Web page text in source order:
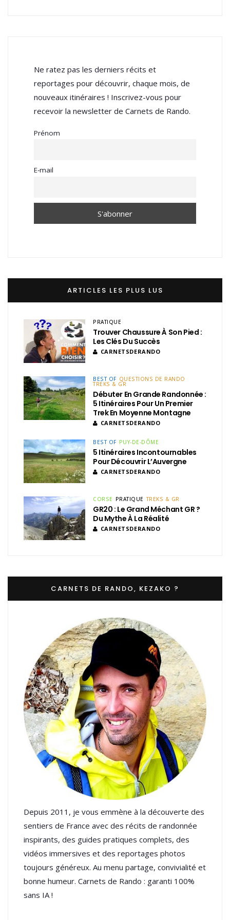
Ne ratez pas les derniers récits et
reportages pour découvrir, chaque mois, de
nouveaux itinéraires ! Inscrivez-vous pour
recevoir la newsletter de Carnets de Rando.
Prénom
E-mail
ARTICLES LES PLUS LUS
PRATIQUE
Trouver Chaussure À Son Pied :
Les Clés Du Succès
CARNETSDERANDO
BEST OF QUESTIONS DE RANDO
TREKS & GR
Débuter En Grande Randonnée :
5 Itinéraires Pour Un Premier
Trek En Moyenne Montagne
CARNETSDERANDO
BEST OF PUY-DE-DÔME
5 Itinéraires Incontournables
Pour Découvrir L’Auvergne
CARNETSDERANDO
CORSE PRATIQUE TREKS & GR
GR20 : Le Grand Méchant GR ?
Du Mythe À La Réalité
CARNETSDERANDO
CARNETS DE RANDO, KEZAKO ?
Depuis 2011, je vous emmène à la découverte des
sentiers de France avec des récits de randonnée
inspirants, des guides pratiques complets, des
vidéos immersives et des reportages photos
toujours généreux. Au menu partage, convivialité et
bonne humeur. Carnets de Rando : garanti 100%
sans IA !